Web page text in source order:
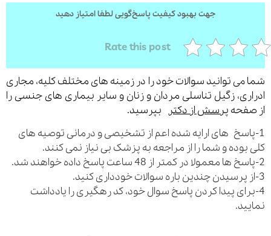
جهت بهبود کیفیت پاسخ‌گویی لطفا امتیاز دهید
Rate this post
توانید سوالات خود را در زمینه های مختلف کلیه، مجاری
زگیل تناسلی مردان و زنان و سایر بیماری های جنسی را
پرسش از دکتربپرسید.
های ارایه شده اعم از تشخیصی و درمانی توصیه های
و شما را از مراجعه به پزشک بی نیاز نمی کنند.
پیدا کردن پاسخ سوال خود، کد رهگیری را یادداشت
ارسال